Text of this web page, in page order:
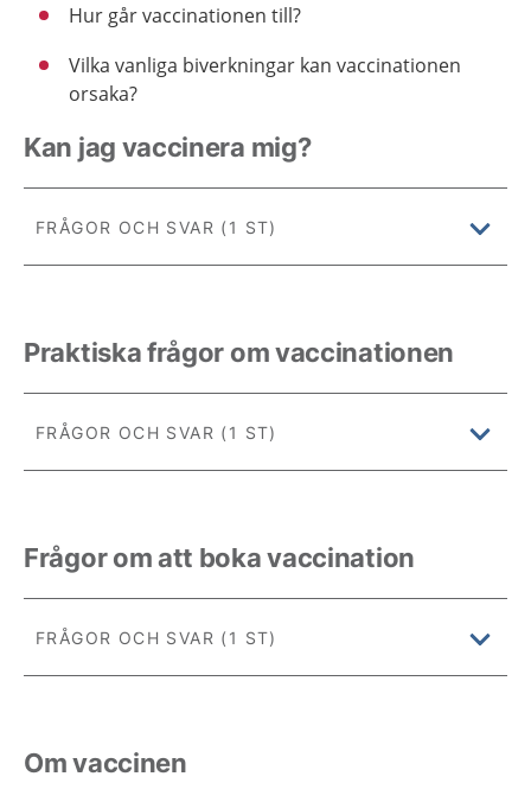
Hur går vaccinationen till?
Vilka vanliga biverkningar kan vaccinationen
orsaka?
Kan jag vaccinera mig?
FRÅGOR OCH SVAR (1 ST)
Praktiska frågor om vaccinationen
FRÅGOR OCH SVAR (1 ST)
Frågor om att boka vaccination
FRÅGOR OCH SVAR (1 ST)
Om vaccinen